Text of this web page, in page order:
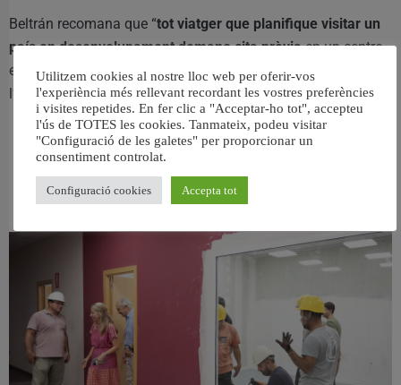
Beltrán recomana que “tot viatger que planifique visitar un
país en desenvolupament demane cita prèviaen un centre
especialitzat en medicina del viatger per a poder rebre
l’assessorament i la immunització adequada”.
RELACIONAT
Utilitzem cookies al nostre lloc web per oferir-vos
l'experiència més rellevant recordant les vostres preferències
i visites repetides. En fer clic a "Acceptar-ho tot", accepteu
l'ús de TOTES les cookies. Tanmateix, podeu visitar
"Configuració de les galetes" per proporcionar un
consentiment controlat.
Configuració cookies Accepta tot